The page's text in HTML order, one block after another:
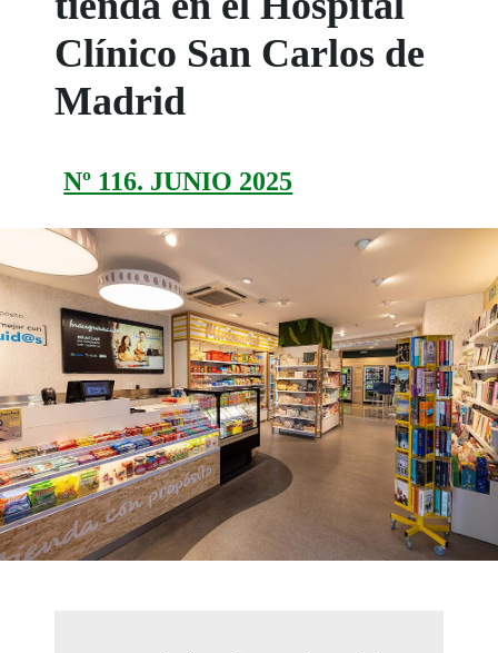
Clínico San Carlos de
Madrid
Nº 116. JUNIO 2025